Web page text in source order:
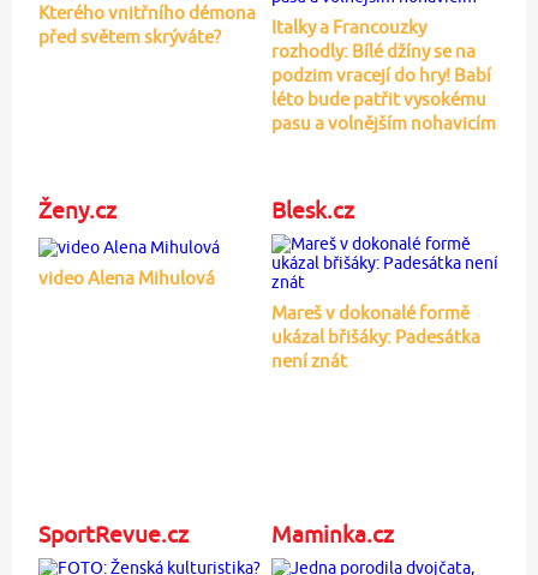
Kterého vnitřního démona
před světem skrýváte?
Italky a Francouzky
rozhodly: Bílé džíny se na
podzim vracejí do hry! Babí
léto bude patřit vysokému
pasu a volnějším nohavicím
Ženy.cz
video Alena Mihulová
Blesk.cz
Mareš v dokonalé formě
ukázal břišáky: Padesátka
není znát
SportRevue.cz Maminka.cz